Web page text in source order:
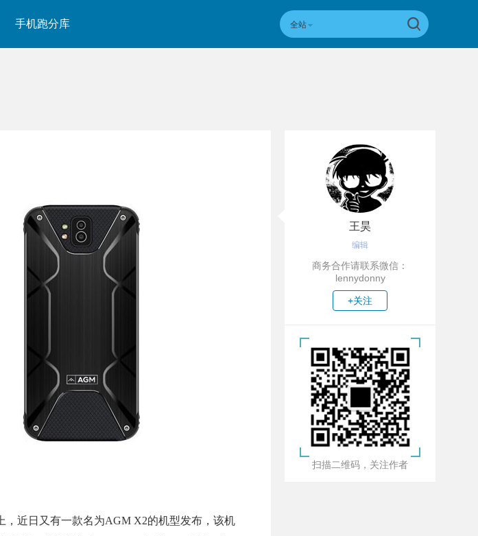
手机跑分库 全站
，近日又有一款名为AGM X2的机型发布，该机
王昊
编辑
商务合作请联系微信：
lennydonny
+关注
扫描二维码，关注作者